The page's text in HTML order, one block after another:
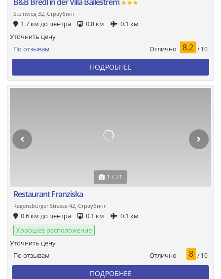
★★★
Steinweg 32, Страубинг
1.7 км до центра 0.8 км 0.1 км
По отзывам Отлично 8.2 / 10
Уточнить цену
ПОДРОБНЕЕ
1 / 21
Restaurant Franziska
Regensburger Strasse 42, Страубинг
0.6 км до центра 0.1 км
0.1 км
Хорошее расположение
По отзывам Отлично 8 / 10
Уточнить цену
ПОДРОБНЕЕ